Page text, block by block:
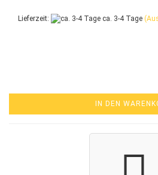
Lieferzeit: ca. 3-4 Tage
IN DEN